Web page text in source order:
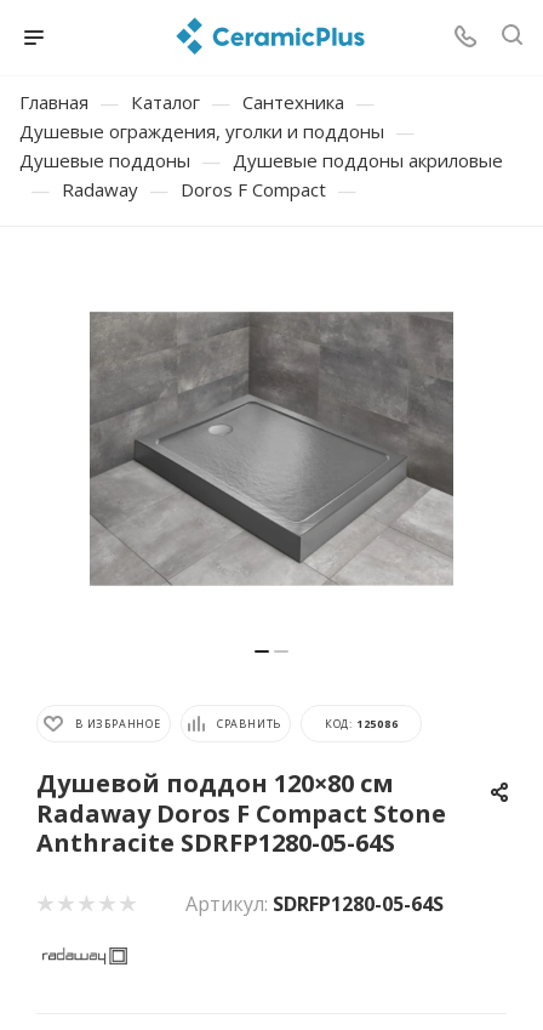
Главная — Каталог — Сантехника —
Душевые ограждения, уголки и поддоны —
Душевые поддоны — Душевые поддоны акриловые
— Radaway — Doros F Compact —
В ИЗБРАННОЕ СРАВНИТЬ КОД: 125086
Душевой поддон 120×80 см
Radaway Doros F Compact Stone
Anthracite SDRFP1280-05-64S
Артикул: SDRFP1280-05-64S